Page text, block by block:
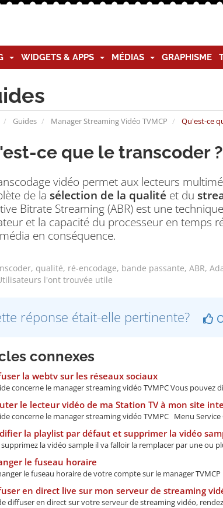
WIDGETS & APPS MÉDIAS GRAPHISME
Guides Manager Streaming Vidéo TVMCP Qu'est-ce
ce que le transcoder ?
vidéo permet aux lecteurs
de la sélection de la qualité et du
Bitrate Streaming (ABR) est une
et la capacité du processeur en temps
en conséquence.
qualité, ré-encodage, bande passante, ABR,
l'ont trouvée utile
réponse était-elle pertinente?
connexes
la webtv sur les réseaux sociaux
concerne le manager streaming vidéo TVMPC Vous pouvez
le lecteur vidéo de ma Station TV à mon site
concerne le manager streaming vidéo TVMPC Menu Service
la playlist par défaut et supprimer la vidéo
supprimez la vidéo sample il va falloir la remplacer par une ou
le fuseau horaire
le fuseau horaire de votre compte sur le manager
en direct live sur mon serveur de streaming
diffuser en direct sur votre serveur de streaming vidéo,